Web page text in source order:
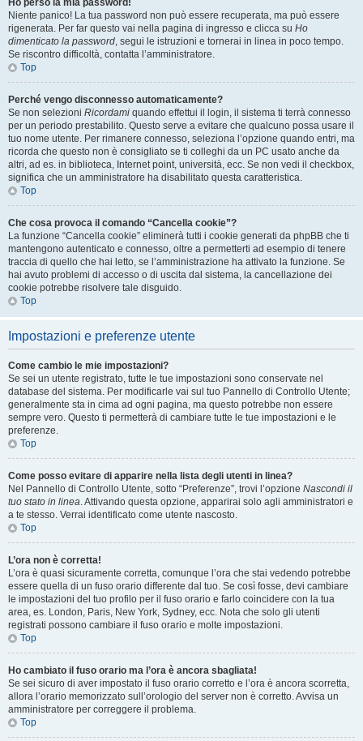
Ho perso la mia password!
Niente panico! La tua password non può essere recuperata, ma può essere
rigenerata. Per far questo vai nella pagina di ingresso e clicca su Ho
dimenticato la password, segui le istruzioni e tornerai in linea in poco tempo.
Se riscontro difficoltà, contatta l’amministratore.
Top
Perché vengo disconnesso automaticamente?
Se non selezioni Ricordami quando effettui il login, il sistema ti terrà connesso
per un periodo prestabilito. Questo serve a evitare che qualcuno possa usare il
tuo nome utente. Per rimanere connesso, seleziona l’opzione quando entri, ma
ricorda che questo non è consigliato se ti colleghi da un PC usato anche da
altri, ad es. in biblioteca, Internet point, università, ecc. Se non vedi il checkbox,
significa che un amministratore ha disabilitato questa caratteristica.
Top
Che cosa provoca il comando “Cancella cookie”?
La funzione “Cancella cookie” eliminerà tutti i cookie generati da phpBB che ti
mantengono autenticato e connesso, oltre a permetterti ad esempio di tenere
traccia di quello che hai letto, se l’amministrazione ha attivato la funzione. Se
hai avuto problemi di accesso o di uscita dal sistema, la cancellazione dei
cookie potrebbe risolvere tale disguido.
Top
Impostazioni e preferenze utente
Come cambio le mie impostazioni?
Se sei un utente registrato, tutte le tue impostazioni sono conservate nel
database del sistema. Per modificarle vai sul tuo Pannello di Controllo Utente;
generalmente sta in cima ad ogni pagina, ma questo potrebbe non essere
sempre vero. Questo ti permetterà di cambiare tutte le tue impostazioni e le
preferenze.
Top
Come posso evitare di apparire nella lista degli utenti in linea?
Nel Pannello di Controllo Utente, sotto “Preferenze”, trovi l’opzione Nascondi il
tuo stato in linea. Attivando questa opzione, apparirai solo agli amministratori e
a te stesso. Verrai identificato come utente nascosto.
Top
L’ora non è corretta!
L’ora è quasi sicuramente corretta, comunque l’ora che stai vedendo potrebbe
essere quella di un fuso orario differente dal tuo. Se così fosse, devi cambiare
le impostazioni del tuo profilo per il fuso orario e farlo coincidere con la tua
area, es. London, Paris, New York, Sydney, ecc. Nota che solo gli utenti
registrati possono cambiare il fuso orario e molte impostazioni.
Top
Ho cambiato il fuso orario ma l’ora è ancora sbagliata!
Se sei sicuro di aver impostato il fuso orario corretto e l’ora è ancora scorretta,
allora l’orario memorizzato sull’orologio del server non è corretto. Avvisa un
amministratore per correggere il problema.
Top